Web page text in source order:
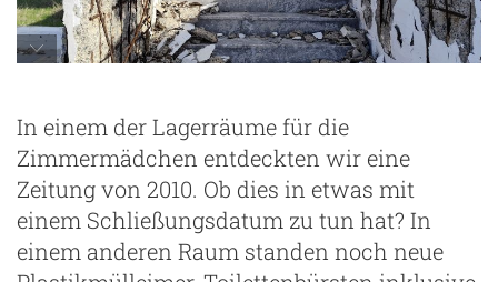
In einem der Lagerräume für die
Zimmermädchen entdeckten wir eine
Zeitung von 2010. Ob dies in etwas mit
einem Schließungsdatum zu tun hat? In
einem anderen Raum standen noch neue